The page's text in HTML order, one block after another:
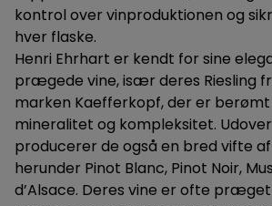
kontrol over vinproduktionen og
hver flaske.
Henri Ehrhart er kendt for sine
prægede vine, især deres Riesling
marken Kaefferkopf, der er berømt
mineralitet og kompleksitet. Udover
producerer de også en bred vifte
herunder Pinot Blanc, Pinot Noir,
d’Alsace. Deres vine er ofte